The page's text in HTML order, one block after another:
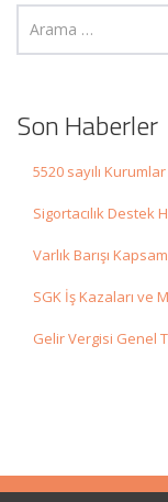
Son Haberler
5520 sayılı
Sigortacılık Destek
Varlık Barışı
SGK İş Kazaları ve
Gelir Vergisi Genel